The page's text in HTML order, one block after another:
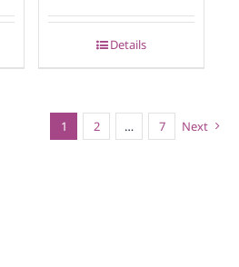
Details
1 2 … 7 Next